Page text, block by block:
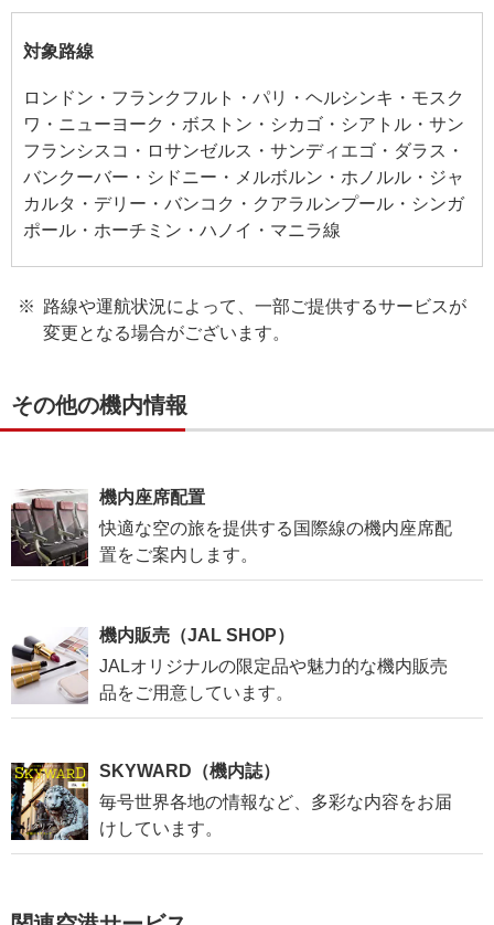
対象路線
ロンドン・フランクフルト・パリ・ヘルシンキ・モスク
ワ・ニューヨーク・ボストン・シカゴ・シアトル・サン
フランシスコ・ロサンゼルス・サンディエゴ・ダラス・
バンクーバー・シドニー・メルボルン・ホノルル・ジャ
カルタ・デリー・バンコク・クアラルンプール・シンガ
ポール・ホーチミン・ハノイ・マニラ線
路線や運航状況によって、一部ご提供するサービスが
変更となる場合がございます。
その他の機内情報
機内座席配置
快適な空の旅を提供する国際線の機内座席配
置をご案内します。
機内販売（JAL SHOP）
JALオリジナルの限定品や魅力的な機内販売
品をご用意しています。
SKYWARD（機内誌）
毎号世界各地の情報など、多彩な内容をお届
けしています。